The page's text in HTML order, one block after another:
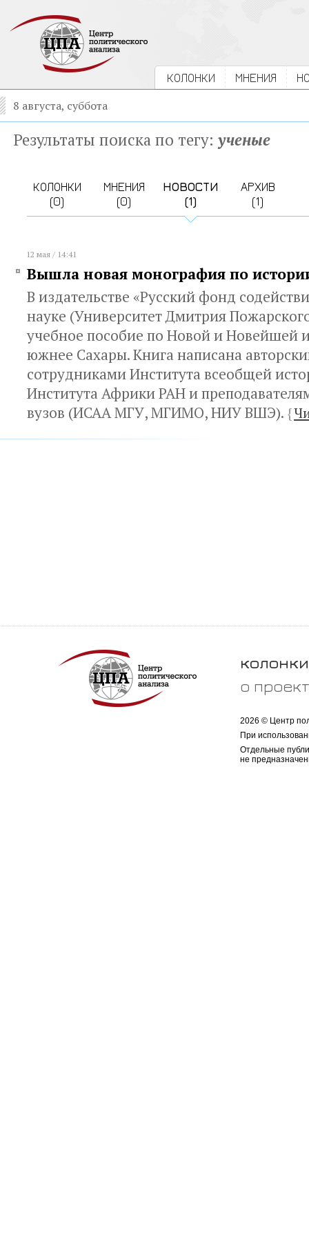
КОЛОНКИ МНЕНИЯ
8 августа, суббота
Результаты поиска по тегу: ученые
КОЛОНКИ
(0)
МНЕНИЯ
(0)
НОВОСТИ
(1)
АРХИВ
(1)
12 мая / 14:41
Вышла новая монография по
В издательстве «Русский фонд
науке (Университет Дмитрия
учебное пособие по Новой и Новейшей
южнее Сахары. Книга написана
сотрудниками Института всеобщей
Института Африки РАН и
вузов (ИСАА МГУ, МГИМО, НИУ ВШЭ). {
колонки
о
2026 © Центр
При
Отдельные
не